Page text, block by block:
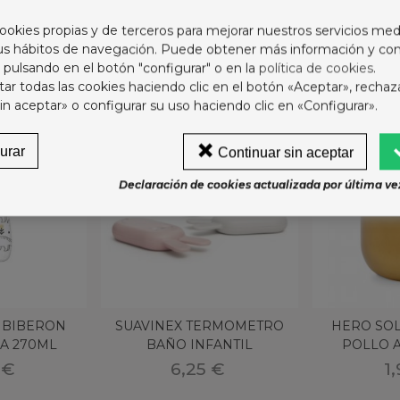
270ML
€
SUAVINEX TERMOMETRO
BAÑO INFANTIL
6,25 €
HERO
POLLO
propias y de terceros para mejorar nuestros servicios
hábitos de navegación. Puede obtener más información y
en el botón "configurar" o en la política de cookies.
todas las cookies haciendo clic en el botón «Aceptar»,
aceptar» o configurar su uso haciendo clic en «Configurar».
Continuar sin aceptar
Declaración de cookies actualizada por última